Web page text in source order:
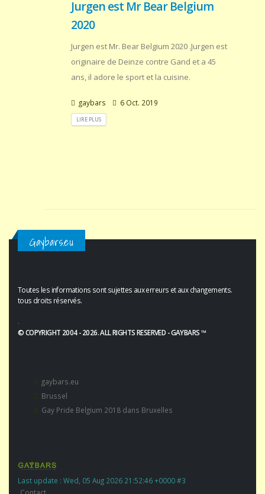
Jurgen est Mr Bear Belgium
2020
Jurgen est Mr. Bear Belgium 2020 .Jurgen est
originaire de Deinze contre Gand et a 45
ans, il adore le sport et la cuisine.
gaybars 6 Oct. 2019
LIRE PLUS
Gaybars.eu
Toutes les informations sont sujettes aux erreurs et aux changements.
tous droits réservés.
.
© COPYRIGHT 2004 - 2026. ALL RIGHTS RESERVED - GAYBARS ™
gaybars.eu
Brussel
Gay Pride Belgium 2018 dans Bruxelles
Last update : Wed, 05 Aug 2026 21:52:46 +0000 #3